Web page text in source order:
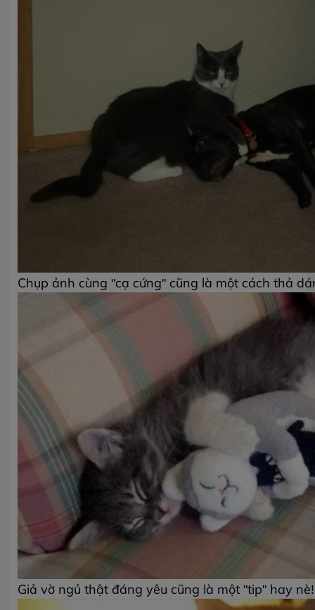
Chụp ảnh cùng "cạ cứng" cũng là một cách thả
Giả vờ ngủ thật đáng yêu cũng là một "tip" hay nè!